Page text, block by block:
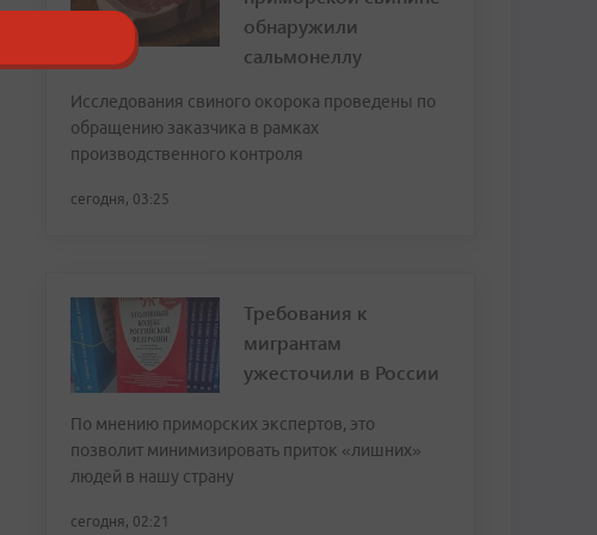
обнаружили
сальмонеллу
Исследования свиного окорока проведены по
обращению заказчика в рамках
производственного контроля
сегодня, 03:25
Требования к
мигрантам
ужесточили в России
По мнению приморских экспертов, это
позволит минимизировать приток «лишних»
людей в нашу страну
сегодня, 02:21